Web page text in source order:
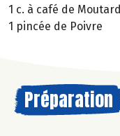
1 c. à café de
1 pincée de Poivre
Préparation